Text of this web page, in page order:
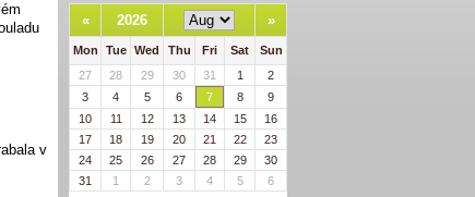
v
« 2026 »
Mon Tue Wed Thu Fri Sat
Sun
27
28 29 30 31 1
2
3
4 5 6 7 8
9
10
11 12 13 14 15
16
17
18 19 20 21 22
23
24
25 26 27 28 29
30
31
1 2 3 4 5 6